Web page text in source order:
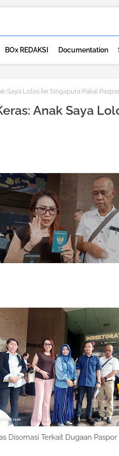
BOx REDAKSI Documentation
Saya Lolos ke Singapura Pakai
Anak Saya
Disomasi Terkait Dugaan